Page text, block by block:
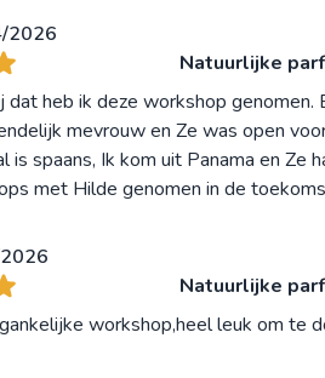
2026
Natuurlijke
dat heb ik deze workshop
mevrouw en Ze was open
is spaans, Ik kom uit Panama en
met Hilde genomen in de
Natuurlijke
workshop,heel leuk om te